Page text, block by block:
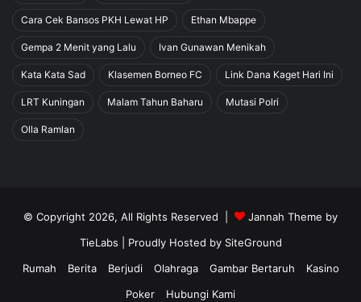
Cara Cek Bansos PKH Lewat HP Ethan Mbappe
Gempa 2 Menit yang Lalu Ivan Gunawan Menikah
Kata Kata Sad Klasemen Borneo FC Link Dana Kaget Hari Ini
LRT Kuningan Malam Tahun Baharu Mutasi Polri
Olla Ramlan
© Copyright 2026, All Rights Reserved |
Jannah Theme by
TieLabs | Proudly Hosted by SiteGround
Rumah
Berita Berjudi Olahraga Gambar Bertaruh
Kasino
Poker
Hubungi Kami